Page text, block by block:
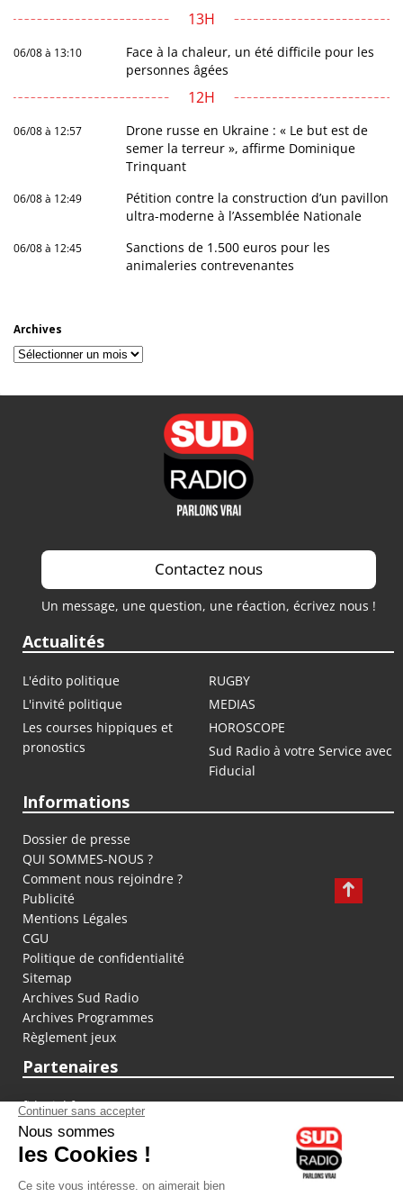
13H
06/08 à 13:10
Face à la chaleur, un été difficile pour les
personnes âgées
12H
06/08 à 12:57
Drone russe en Ukraine : « Le but est de
semer la terreur », affirme Dominique
Trinquant
06/08 à 12:49
Pétition contre la construction d’un pavillon
ultra-moderne à l’Assemblée Nationale
06/08 à 12:45
Sanctions de 1.500 euros pour les
animaleries contrevenantes
Archives
Archives
Contactez nous
Un message, une question, une réaction, écrivez nous !
Actualités
L'édito politique
RUGBY
L'invité politique
MEDIAS
Les courses hippiques et
pronostics
HOROSCOPE
Sud Radio à votre Service avec
Fiducial
Informations
Dossier de presse
QUI SOMMES-NOUS ?
Comment nous rejoindre ?
Publicité
Mentions Légales
CGU
Politique de confidentialité
Sitemap
Archives Sud Radio
Archives Programmes
Règlement jeux
Partenaires
fiducial.fr
lyoncapitale.fr
olympique-et-lyonnais.com
L'application Iphone / Android